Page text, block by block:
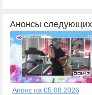
Анонсы
Анонс на 05.08.2026